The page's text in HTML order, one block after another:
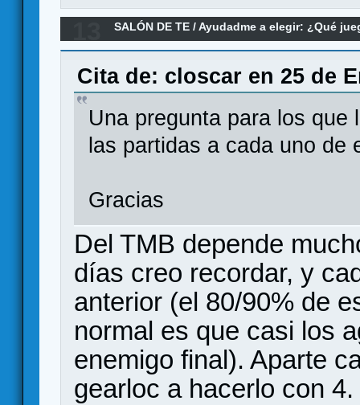
SALÓN DE TE /Ayudadme a elegir: ¿Qué
Cita de: closcar en 25 de
Una pregunta para los que
las partidas a cada uno de
Gracias
Del TMB depende
días creo recordar, y
anterior (el 80/90% de
normal es que casi los
enemigo final). Aparte
gearloc a hacerlo con 4.